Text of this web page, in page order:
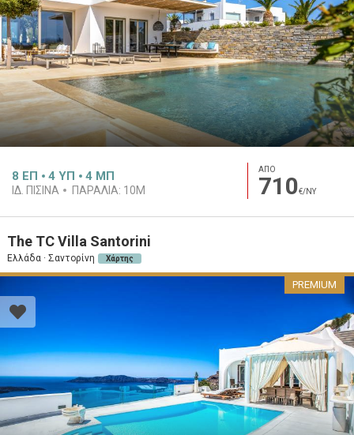
8 ΕΠ 4 ΥΠ 4 ΜΠ
ΙΔ. ΠΙΣΊΝΑ ΠΑΡΑΛΊΑ: 10M
ΑΠΟ
710€/ΝΥ
The TC Villa Santorini
Ελλάδα · Σαντορίνη Χάρτης
PREMIUM